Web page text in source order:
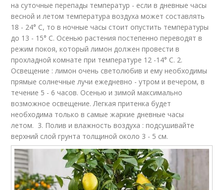
на суточные перепады температур - если в дневные часы
весной и летом температура воздуха может составлять
18 - 24° С, то в ночные часы стоит опустить температуры
до 13 - 15° С. Осенью растения постепенно переводят в
режим покоя, который лимон должен провести в
прохладной комнате при температуре 12 -14° С. 2.
Освещение : лимон очень светолюбив и ему необходимы
прямые солнечные лучи ежедневно - утром и вечером, в
течение 5 - 6 часов. Осенью и зимой максимально
возможное освещение. Легкая притенка будет
необходима только в самые жаркие дневные часы
летом. 3. Полив и влажность воздуха : подсушивайте
верхний слой грунта толщиной около 3 - 5 см.